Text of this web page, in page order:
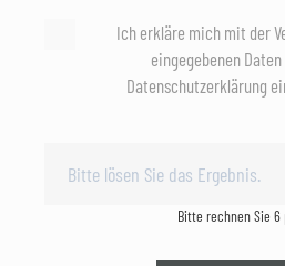
Ich erkläre mich mit der
eingegebenen
Datenschutzerklärung
Bitte rechnen Sie 6